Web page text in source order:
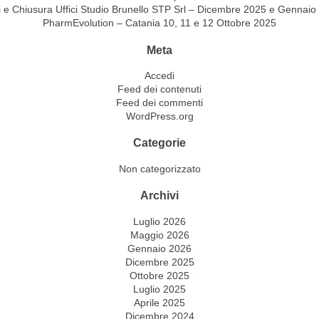
e Chiusura Uffici Studio Brunello STP Srl – Dicembre 2025 e Gennaio
PharmEvolution – Catania 10, 11 e 12 Ottobre 2025
Meta
Accedi
Feed dei contenuti
Feed dei commenti
WordPress.org
Categorie
Non categorizzato
Archivi
Luglio 2026
Maggio 2026
Gennaio 2026
Dicembre 2025
Ottobre 2025
Luglio 2025
Aprile 2025
Dicembre 2024